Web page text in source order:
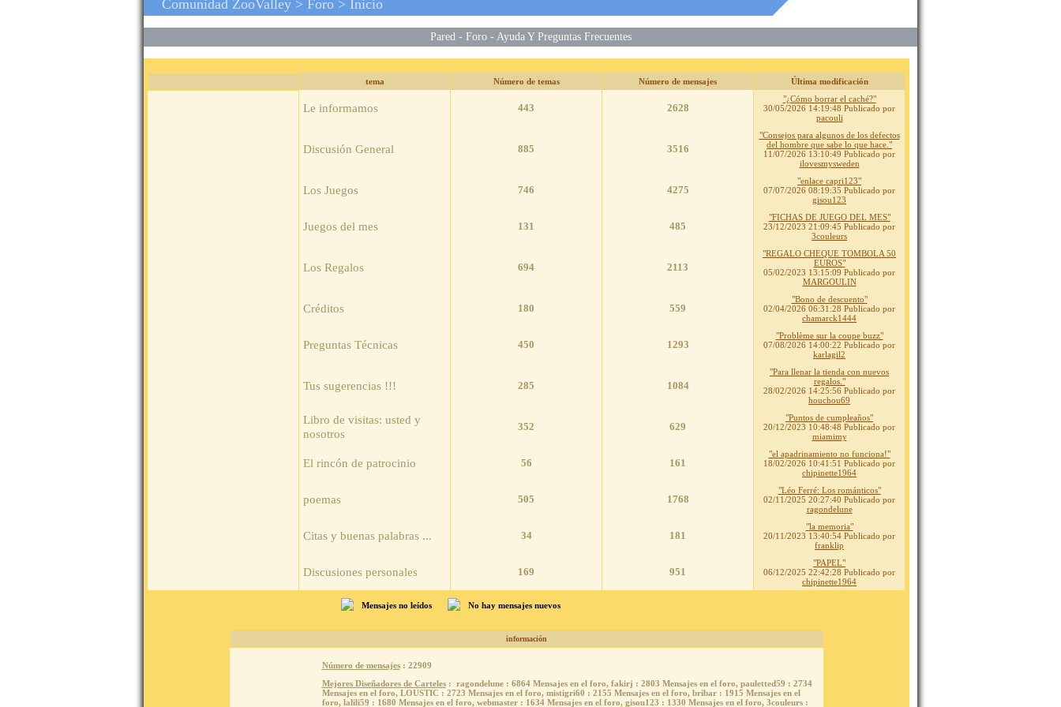
Comunidad ZooValley > Foro > Inicio
Pared - Foro- Ayuda Y Preguntas Frecuentes
Número de temas Número de mensajes Última modificación
Le informamos 443 2628
"¿Cómo borrar el caché?"
30/05/2026 14:19:48 Publicado por
pacouli
Discusión General 885 3516
"Consejos para algunos de los defectos
del hombre que sabe lo que hace."
11/07/2026 13:10:49 Publicado por
ilovesmysweden
Los Juegos 746 4275
"enlace capri123"
07/07/2026 08:19:35 Publicado por
gisou123
Juegos del mes 131 485
"FICHAS DE JUEGO DEL MES"
23/12/2023 21:09:45 Publicado por
3couleurs
Los Regalos 694 2113
"REGALO CHEQUE TOMBOLA 50
EUROS"
05/02/2023 13:15:09 Publicado por
MARGOULIN
Créditos 180 559
"Bono de descuento"
02/04/2026 06:31:28 Publicado por
chamarck1444
Preguntas Técnicas 450 1293
"Problème sur la coupe buzz"
07/08/2026 14:00:22 Publicado por
karlagil2
Tus sugerencias !!! 285 1084
"Para llenar la tienda con nuevos
regalos."
28/02/2026 14:25:56 Publicado por
houchou69
Libro de visitas: usted y
nosotros
352 629
"Puntos de cumpleaños"
20/12/2023 10:48:48 Publicado por
miamimy
El rincón de patrocinio 56 161
"el apadrinamiento no funciona!"
18/02/2026 10:41:51 Publicado por
chipinette1964
poemas 505 1768
"Léo Ferré: Los románticos"
02/11/2025 20:27:40 Publicado por
ragondelune
Citas y buenas palabras ... 34 181
"la memoria"
20/11/2023 13:40:54 Publicado por
franklip
Discusiones personales 169 951
"PAPEL"
06/12/2025 22:42:28 Publicado por
chipinette1964
Mensajes no leídos No hay mensajes nuevos
información
Número de mensajes: 22909
Mejores Diseñadores de Carteles: ragondelune: 6864 Mensajes en el foro, fakirj : 2803 Mensajes en el foro, pauletted59 : 2734
Mensajes en el foro, LOUSTIC : 2723 Mensajes en el foro, mistigri60 : 2155 Mensajes en el foro, bribar: 1915 Mensajes en el
foro, lalili59 : 1680 Mensajes en el foro, webmaster: 1634 Mensajes en el foro, gisou123 : 1330 Mensajes en el foro, 3couleurs: